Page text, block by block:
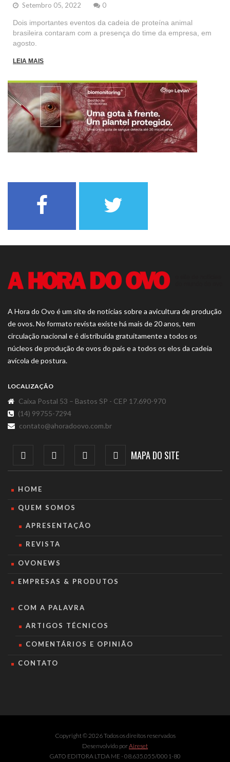
Setembro 05, 2022 0
Dois importantes eventos da cadeia de proteína animal
brasileira contaram com a presença do time da empresa, em
agosto.
LEIA MAIS
A Hora do Ovo é um site de notícias sobre a avicultura de produção
de ovos. No formato revista existe há mais de 20 anos, tem
circulação nacional e é distribuída gratuitamente a todos os
núcleos de produção de ovos do país e a todos os elos da cadeia
avícola de postura.
LOCALIZAÇÃO
Caixa Postal 53 – Bastos SP - CEP 17.690-970
(14) 99755-7294
contato@ahoradoovo.com.br
MAPA DO SITE
HOME
QUEM SOMOS
APRESENTAÇÃO
REVISTA
OVONEWS
EMPRESAS & PRODUTOS
COM A PALAVRA
ARTIGOS TÉCNICOS
COMENTÁRIOS E OPINIÃO
CONTATO
Copyright © 2026 Todos os direitos reservados
Desenvolvido porAireset
GATO EDITORA LTDA ME - 08.635.055/0001-80